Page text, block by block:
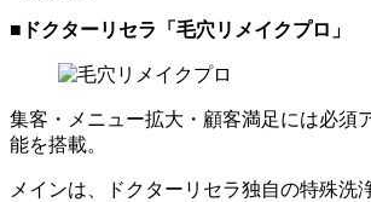
■ドクターリセラ「毛穴リメイクプロ」
集客・メニュー拡大・顧客満足には必須
能を搭載。
メインは、ドクターリセラ独自の特殊洗